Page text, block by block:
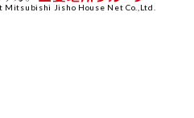
Jisho House Net Co.,Ltd.